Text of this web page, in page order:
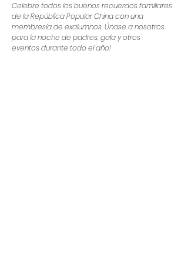
Celebre todos los buenos recuerdos familiares
de la República Popular China con una
membresía de exalumnos. Únase a nosotros
para la noche de padres, gala y otros
eventos durante todo el año!